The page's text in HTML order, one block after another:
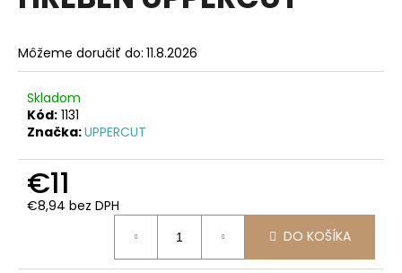
5
hviezdičiek.
Môžeme doručiť do: 11.8.2026
Skladom
Kód: 1131
Značka:UPPERCUT
€11
€8,94 bez DPH
DO KOŠÍKA
j
s
ť
?